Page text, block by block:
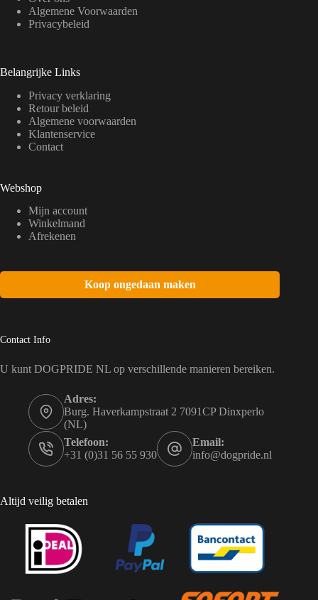
Algemene Voorwaarden
Privacybeleid
Belangrijke Links
Privacy verklaring
Retour beleid
Algemene voorwaarden
Klantenservice
Contact
Webshop
Mijn account
Winkelmand
Afrekenen
Koop ongedaan maken
Contact Info
U kunt DOGPRIDE NL op verschillende manieren bereiken.
Adres:
Burg. Haverkampstraat 2 7091CP Dinxperlo
(NL)
Telefoon:
+31 (0)31 56 55 930
Email:
info@dogpride.nl
Altijd veilig betalen